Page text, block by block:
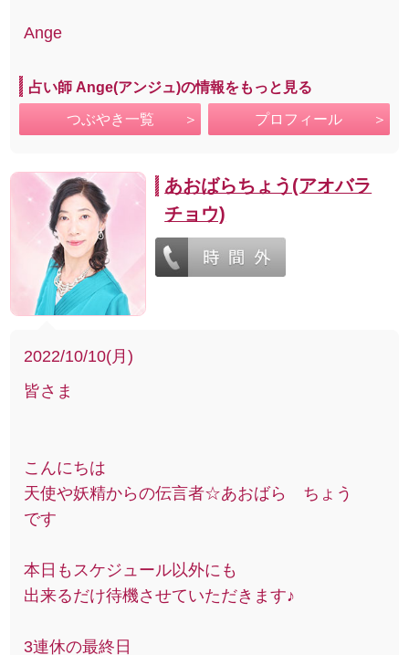
Ange
占い師 Ange(アンジュ)の情報をもっと見る
つぶやき一覧 プロフィール
あおばらちょう(アオバラ
チョウ)
2022/10/10(月)
皆さま
こんにちは
天使や妖精からの伝言者☆あおばら ちょう
です
本日もスケジュール以外にも
出来るだけ待機させていただきます♪
3連休の最終日